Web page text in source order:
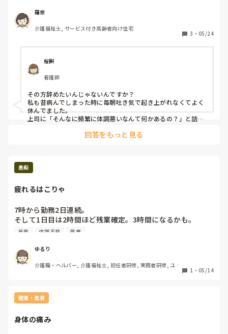
問題ないのですが、土日と祝日は３人の職員で全てをやって
いるので1人休まれると2人できないといけなくなりほんとに
きついです。
2人でした時、次の日休みだったのですが疲れて一日中寝な
いと体力回復しませんでした。
土日に出れる職員が少なすぎるため、その人が休んでも代わ
りに他の人に出てもらうということができません。
休んだなら残りの人で頑張ってと言うのが上司の考えです。
この職場普通ですか？皆さんのところは頻繁に休む人います
か？いたらどう対応してますか？
羅奈
介護福祉士, サービス付き高齢者向け住宅
3 ・ 05/24
桜餅
看護師
その方辞めたいんじゃないんですか？
私も昔病んでしまった時に毎朝吐き気で起き上がれなくてよく
休んでました。
上司に「そんなに頻繁に体調悪いなんて何かあるの？」と詰め
らない対策をした方がいいかもしれませんね。
あんまり強く言うと退職や休職を強要されたと言われてしまう
回答をもっと見る
愚痴
疲れるはこりゃ
7時から勤務2日連続。
そして1日目は2時間ほど残業確定。3時間になるかも。
2日目は４～5時間ほど残業確定。
早番 体調不良 残業
ゆるり
介護職・ヘルパー, 介護福祉士, 初任者研修, 実務者研修, ユニ
1 ・ 05/14
健康・美容
身体の痛み